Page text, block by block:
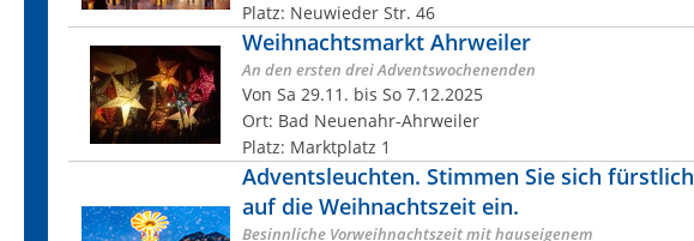
Platz: Neuwieder Str. 46
Weihnachtsmarkt Ahrweiler
An den ersten drei Adventswochenenden
Von Sa 29.11. bis So 7.12.2025
Ort: Bad Neuenahr-Ahrweiler
Platz: Marktplatz 1
Adventsleuchten. Stimmen Sie sich fürstlich
auf die Weihnachtszeit ein.
Besinnliche Vorweihnachtszeit mit hauseigenem